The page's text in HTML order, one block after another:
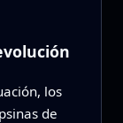
los
de